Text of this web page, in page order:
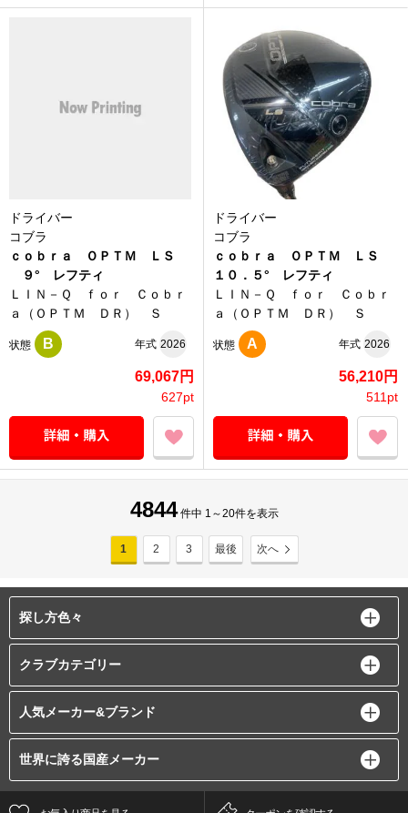
ドライバー
コブラ
ｃｏｂｒａ ＯＰＴＭ ＬＳ
９° レフティ
ＬＩＮ－Ｑ ｆｏｒ Ｃｏｂｒ
ａ（ＯＰＴＭ ＤＲ） Ｓ
状態 B 年式 2026
69,067円
627pt
ドライバー
コブラ
ｃｏｂｒａ ＯＰＴＭ ＬＳ
１０．５° レフティ
ＬＩＮ－Ｑ ｆｏｒ Ｃｏｂｒ
ａ（ＯＰＴＭ ＤＲ） Ｓ
状態 A 年式 2026
56,210円
511pt
4844 件中 1～20件を表示
1 2 3 最後 次へ
探し方色々
クラブカテゴリー
人気メーカー&ブランド
世界に誇る国産メーカー